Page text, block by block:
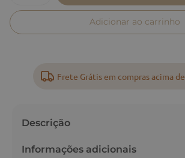
Adicionar ao carrinho
Frete Grátis em compras acima de
Descrição
Informações adicionais